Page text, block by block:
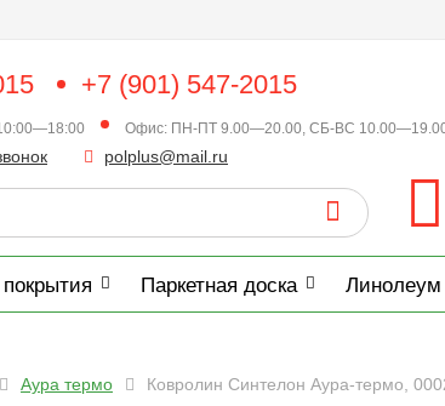
+7 (901) 547-2015
Офис: ПН-ПТ 9.00—20.00, СБ-ВС
polplus@mail.ru
Паркетная доска Линолеум
Аура термо Ковролин Синтелон Аура-термо,